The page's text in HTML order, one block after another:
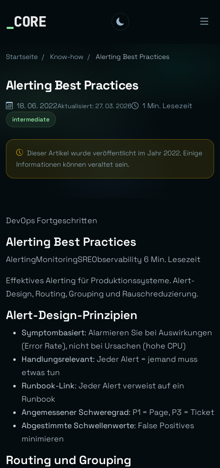
_CORE
Startseite / Know-how / Alerting Best Practices
Alerting Best Practices
18. 06. 2022Aktualisiert: 27. 03. 2026 1 Min. Lesezeit
intermediate
Dieser Artikel wurde veröffentlicht im Jahr 2022. Einige
Informationen können veraltet sein.
DevOps Fortgeschritten
Alerting Best Practices
AlertingMonitoringSREObservability 6 Min. Lesezeit
Effektives Alerting für Produktionssysteme. Alert-
Design, Routing, Grouping und Rauschreduzierung.
Alert-Design-Prinzipien
Symptombasiert: Alarmieren Sie bei Auswirkungen
(Error Rate), nicht bei Ursachen (hohe CPU)
Handlungsrelevant: Jeder Alert = jemand muss
etwas tun
Runbook-Link: Jeder Alert verweist auf ein
Runbook
Angemessener Schweregrad: P1 = Page, P3 = Ticket
Abgestimmte Schwellenwerte: False Positives
minimieren
Routing und Grouping